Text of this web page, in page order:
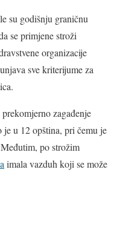
su godišnju graničnu
se primjene stroži
organizacije
sve kriterijume za
zagađenje
je u 12 opština, pri čemu je
po strožim
imala vazduh koji se može